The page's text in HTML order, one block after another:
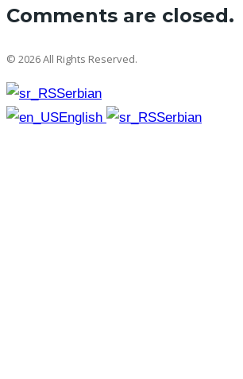
Comments are closed.
© 2026 All Rights Reserved.
Serbian
English
Serbian